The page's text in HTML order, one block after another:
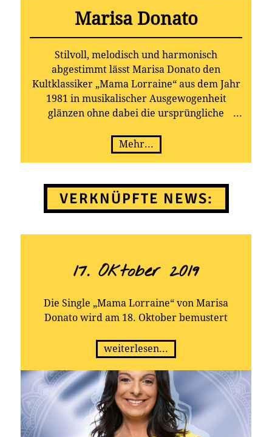
Marisa Donato
Stilvoll, melodisch und harmonisch
abgestimmt lässt Marisa Donato den
Kultklassiker „Mama Lorraine“ aus dem Jahr
1981 in musikalischer Ausgewogenheit
glänzen ohne dabei die ursprüngliche
verändern, auch oder gerade deshalb hat der
Titel dadurch seine ganz eigene intensive
Mehr...
VERKNÜPFTE NEWS:
17. Oktober 2019
Die Single „Mama Lorraine“ von Marisa
Donato wird am 18. Oktober bemustert
weiterlesen...